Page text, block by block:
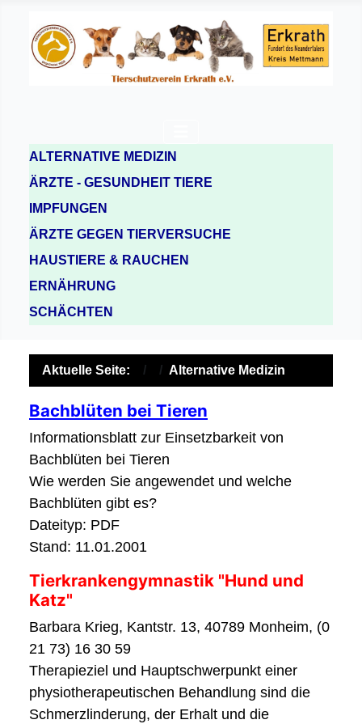
ALTERNATIVE MEDIZIN
ÄRZTE - GESUNDHEIT TIERE
IMPFUNGEN
ÄRZTE GEGEN TIERVERSUCHE
HAUSTIERE & RAUCHEN
ERNÄHRUNG
SCHÄCHTEN
Aktuelle Seite: Alternative Medizin
Bachblüten bei Tieren
Informationsblatt zur Einsetzbarkeit von
Bachblüten bei Tieren
Wie werden Sie angewendet und welche
Bachblüten gibt es?
Dateityp: PDF
Stand: 11.01.2001
Tierkrankengymnastik "Hund und
Katz"
Barbara Krieg, Kantstr. 13, 40789 Monheim, (0
21 73) 16 30 59
Therapieziel und Hauptschwerpunkt einer
physiotherapeutischen Behandlung sind die
Schmerzlinderung, der Erhalt und die